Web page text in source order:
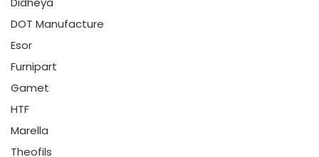
DOT Manufacture
Esor
Furnipart
Gamet
HTF
Marella
Theofils